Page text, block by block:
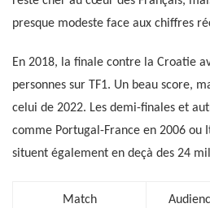
presque modeste face aux chiffres
En 2018, la finale contre la Croatie
personnes sur TF1. Un beau score,
celui de 2022. Les demi-finales et
comme Portugal-France en 2006 ou
situent également en deçà des 24
Match